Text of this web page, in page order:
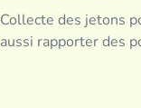
Collecte des jetons
aussi rapporter des